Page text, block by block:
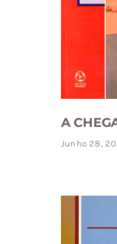
A
Junho 28,